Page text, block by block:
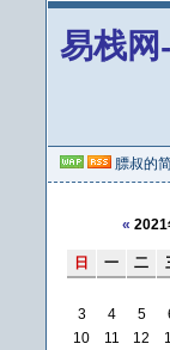
易栈
膘叔的
« 2021
日 一 二
3
4 5
10
11 12